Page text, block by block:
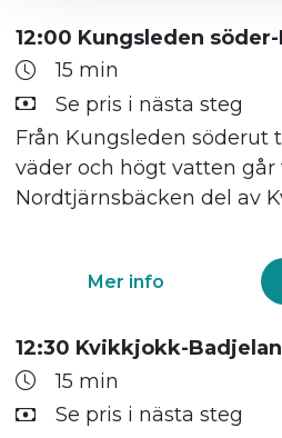
12:00 Kungsleden
15 min
Se pris i nästa steg
Från Kungsleden söderut
väder och högt vatten
Nordtjärnsbäcken del av
Mer info
12:30 Kvikkjokk-
15 min
Se pris i nästa steg